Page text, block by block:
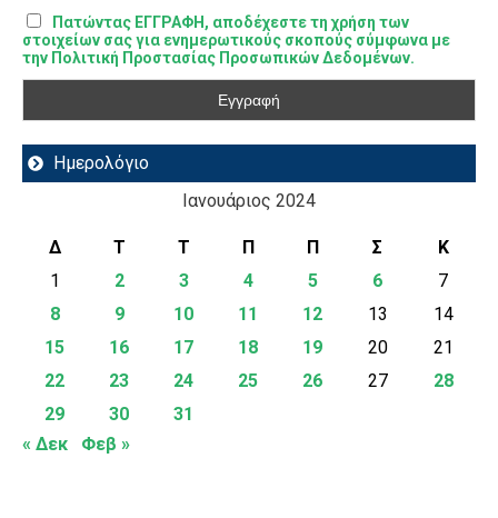
Πατώντας ΕΓΓΡΑΦΗ, αποδέχεστε τη χρήση των
στοιχείων σας για ενημερωτικούς σκοπούς σύμφωνα με
την Πολιτική Προστασίας Προσωπικών Δεδομένων.
Ημερολόγιο
Ιανουάριος 2024
Δ Τ Τ Π Π Σ
Κ
1
2 3 4 5 6
7
8
9 10 11 12 13
14
15
16 17 18 19 20
21
22
23 24 25 26 27
28
29
30
31
« Δεκ
Φεβ »